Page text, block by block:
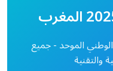
الوطني الموحد - جميع
والتقنية